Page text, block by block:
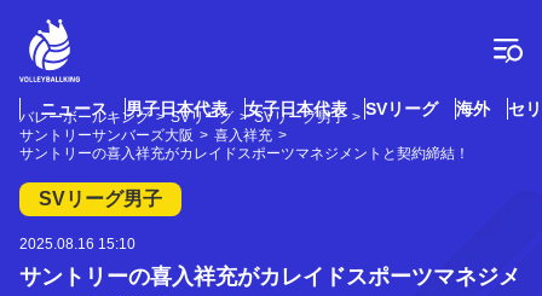
ニュース 男子日本代表 女子日本代表 SVリーグ 海外 セ
バレーボールキング SVリーグ
SVリーグ男子
サントリーサンバーズ大阪
喜入祥充
サントリーの喜入祥充がカレイドスポーツマネジメントと契約締結！
SVリーグ男子
2025.08.16 15:10
サントリーの喜入祥充がカレイドスポーツマネジメ